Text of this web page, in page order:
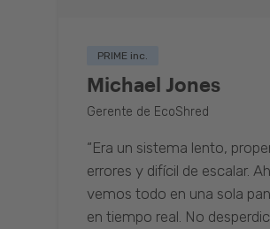
PRIME inc.
Michael Jones
Gerente de EcoShred
“Era un sistema lento,
errores y difícil de escalar.
vemos todo en una sola
en tiempo real. No